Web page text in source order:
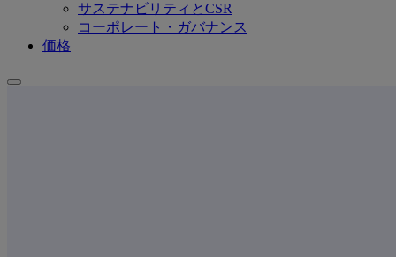
サステナビリティとCSR
コーポレート・ガバナンス
価格